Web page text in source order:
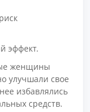
эффект.
женщины
улучшали свое
избавлялись
средств.